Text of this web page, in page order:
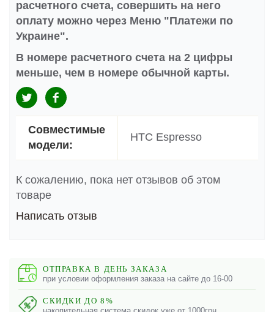
расчетного счета, совершить на него
оплату можно через Меню "Платежи по
Украине".
В номере расчетного счета на 2 цифры
меньше, чем в номере обычной карты.
Совместимые
модели:
HTC Espresso
К сожалению, пока нет отзывов об этом
товаре
Написать отзыв
ОТПРАВКА В ДЕНЬ ЗАКАЗА
при условии оформления заказа на сайте до 16-00
СКИДКИ ДО 8%